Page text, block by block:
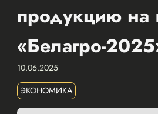
продукцию на
«Белагро-
10.06.2025
ЭКОНОМИКА